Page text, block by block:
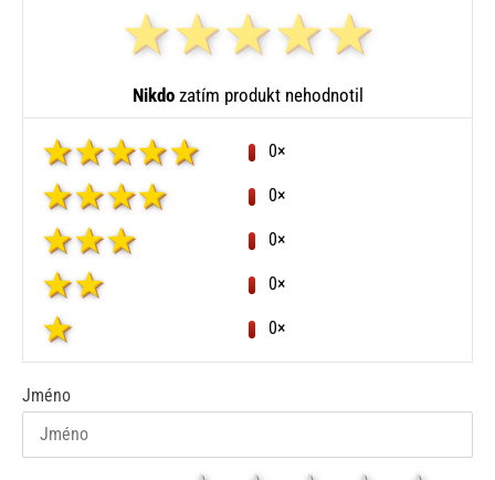
Nikdozatím produkt nehodnotil
0×
0×
0×
0×
0×
Jméno